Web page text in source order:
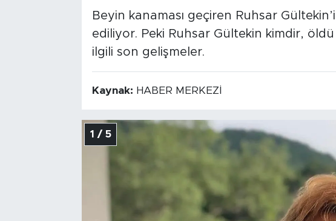
Beyin kanaması geçiren Ruhsar
ediliyor. Peki Ruhsar Gültekin kimdir,
ilgili son gelişmeler.
Kaynak: HABER MERKEZİ
1 / 5